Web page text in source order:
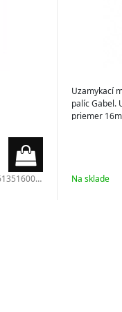
Uzamykací
palíc Gabel.
priemer
Na sklade